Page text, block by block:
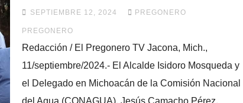
CELIO, ALCALDE ISIDORO Y
DELEGADO DE CONAGUA
SEPTIEMBRE 12, 2024 PREGONERO
PREGONERO
Redacción / El Pregonero TV Jacona, Mich.,
11/septiembre/2024.- El Alcalde Isidoro Mosqueda y
el Delegado en Michoacán de la Comisión Nacional
del Agua (CONAGUA), Jesús Camacho Pérez,